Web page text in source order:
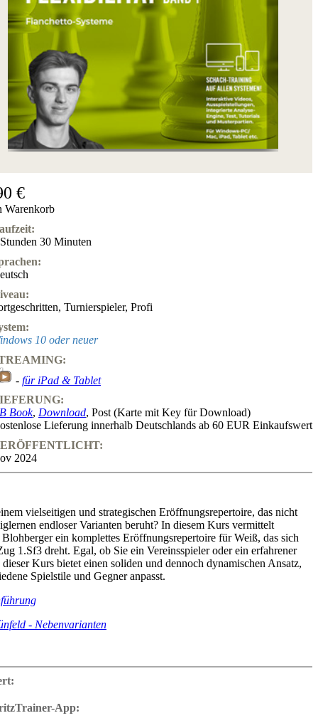
€
Warenkorb
30 Minuten
, Turnierspieler, Profi
10 oder neuer
- für iPad & Tablet
Book, Download, Post (Karte mit Key für Download)
Lieferung innerhalb Deutschlands ab 60 EUR Einkaufswert
2024
vielseitigen und strategischen Eröffnungsrepertoire, das nicht
endloser Varianten beruht? In diesem Kurs vermittelt
ein komplettes Eröffnungsrepertoire für Weiß, das sich
1.Sf3 dreht. Egal, ob Sie ein Vereinsspieler oder ein erfahrener
Kurs bietet einen soliden und dennoch dynamischen Ansatz,
Spielstile und Gegner anpasst.
- Nebenvarianten
Englischen Eröffnung erleichtert wird. Sein empfohlenes
und Flexibilität bevorzugen, anstatt sich lange, komplizierte
für Windows
App: